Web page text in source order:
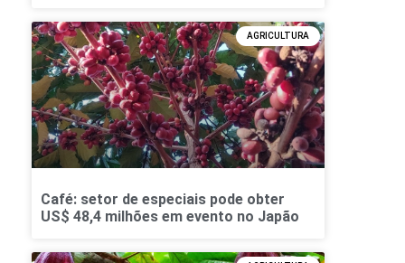
AGRICULTURA
Café: setor de especiais pode obter
US$ 48,4 milhões em evento no Japão